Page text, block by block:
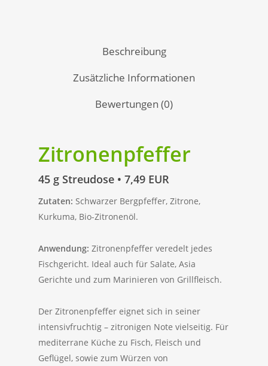
Beschreibung
Zusätzliche Informationen
Bewertungen (0)
Zitronenpfeffer
45 g Streudose • 7,49 EUR
Zutaten: Schwarzer Bergpfeffer, Zitrone,
Kurkuma, Bio-Zitronenöl.
Anwendung: Zitronenpfeffer veredelt jedes
Fischgericht. Ideal auch für Salate, Asia
Gerichte und zum Marinieren von Grillfleisch.
Der Zitronenpfeffer eignet sich in seiner
intensivfruchtig – zitronigen Note vielseitig. Für
mediterrane Küche zu Fisch, Fleisch und
Geflügel, sowie zum Würzen von